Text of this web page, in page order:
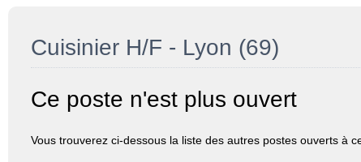
Cuisinier H/F - Lyon (69)
Ce poste n'est plus ouvert
Vous trouverez ci-dessous la liste des autres postes ouverts à